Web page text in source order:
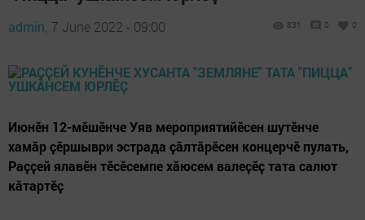
admin, 7 June 2022 - 09:00 831 0 0
Июнӗн 12-мӗшӗнче Уяв мероприятийӗсен шутӗнче
хамӑр ҫӗршыври эстрада ҫӑлтӑрӗсен концерчӗ пулать,
Раҫҫей ялавӗн тӗсӗсемпе хӑюсем валеҫӗҫ тата салют
кӑтартӗҫ